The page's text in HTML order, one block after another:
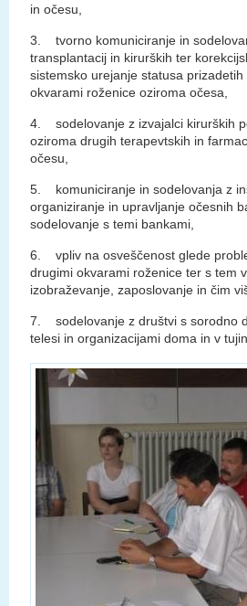
in očesu,
3. tvorno komuniciranje in
transplantacij in kirurških ter
sistemsko urejanje statusa
okvarami roženice oziroma očesa,
4. sodelovanje z izvajalci kirurških
oziroma drugih terapevtskih in
očesu,
5. komuniciranje in sodelovanja z
organiziranje in upravljanje očesnih
sodelovanje s temi bankami,
6. vpliv na osveščenost glede
drugimi okvarami roženice ter s tem
izobraževanje, zaposlovanje in čim
7. sodelovanje z društvi s sorodno
telesi in organizacijami doma in v